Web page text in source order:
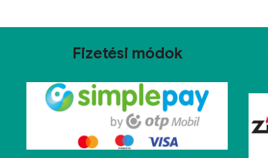
Fizetési módok